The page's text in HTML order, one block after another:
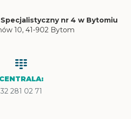
nr 4 w Bytomiu
10, 41-902 Bytom
CENTRALA:
32 281 02 71